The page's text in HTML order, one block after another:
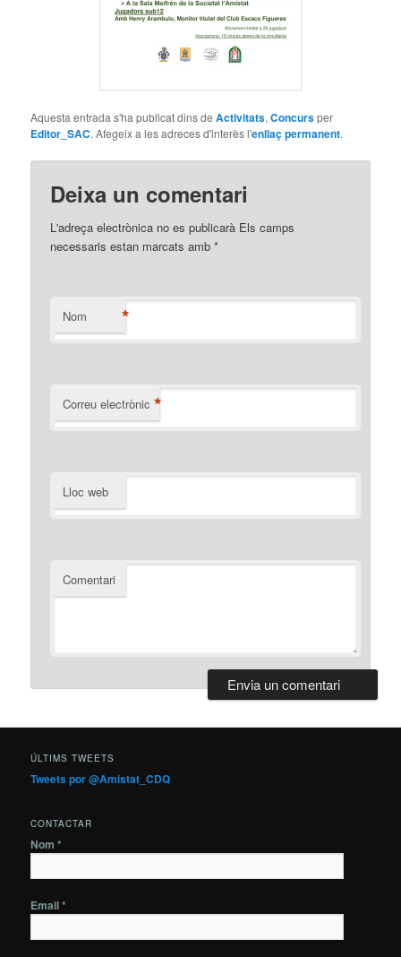
Aquesta entrada s'ha publicat dins deActivitats,Concursper
Editor_SAC. Afegeix a les adreces d'interès l'enllaç permanent.
Deixa un comentari
L'adreça electrònica no es publicarà Els camps
necessaris estan marcats amb*
Nom *
Correu electrònic *
Lloc web
Comentari
ÚLTIMS TWEETS
Tweets por @Amistat_CDQ
CONTACTAR
Nom *
Email *